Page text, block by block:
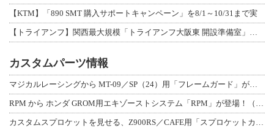
【KTM】「890 SMT 購入サポートキャンペーン」を8/1～10/31まで実
【トライアンフ】関西最大規模「トライアンフ大阪東 開設準備室」がオープン！ 限定
カスタムパーツ情報
マジカルレーシングから MT-09／SP（24）用「フレームガード」が登場！
RPM から ホンダ GROM用エキゾーストシステム「RPM」が登場！（動画あり
カスタムスプロケットを見せる、Z900RS／CAFE用「スプロケットカバーフルキ